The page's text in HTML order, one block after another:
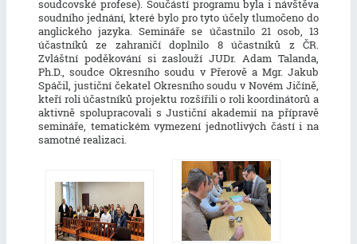
soudcovské profese). Součástí programu byla i návštěva
soudního jednání, které bylo pro tyto účely tlumočeno do
anglického jazyka. Semináře se účastnilo 21 osob, 13
účastníků ze zahraničí doplnilo 8 účastníků z ČR.
Zvláštní poděkování si zaslouží JUDr. Adam Talanda,
Ph.D., soudce Okresního soudu v Přerově a Mgr. Jakub
Spáčil, justiční čekatel Okresního soudu v Novém Jičíně,
kteří roli účastníků projektu rozšířili o roli koordinátorů a
aktivně spolupracovali s Justiční akademií na přípravě
semináře, tematickém vymezení jednotlivých částí i na
samotné realizaci.